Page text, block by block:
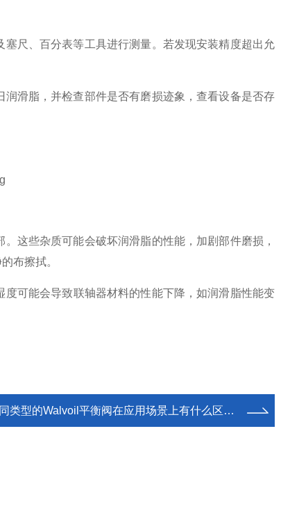
尺、百分表等工具进行测量。若发现安装精度超出允
滑脂，并检查部件是否有磨损迹象，查看设备是否存
这些杂质可能会破坏润滑脂的性能，加剧部件磨损，
布擦拭。
可能会导致联轴器材料的性能下降，如润滑脂性能变
类型的Walvoil平衡阀在应用场景上有什么区别？